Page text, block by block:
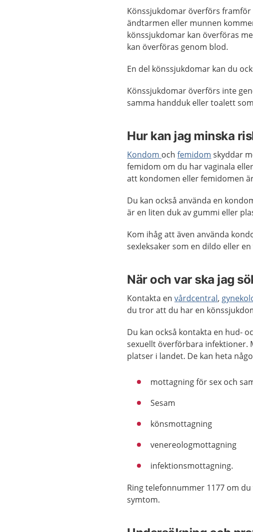
Könssjukdomar överförs
ändtarmen eller munnen
könssjukdomar kan överföras
kan överföras genom blod.
En del könssjukdomar kan du
Könssjukdomar överförs inte
samma handduk eller toalett
Hur kan jag minska
Kondom ochfemidom skyddar
femidom om du har vaginala
att kondomen eller femidomen
Du kan också använda en
är en liten duk av gummi eller
Kom ihåg att även använda
sexleksaker som en dildo eller
När och var ska jag
Kontakta envårdcentral,
du tror att du har en
Du kan också kontakta en hud-
sexuellt överförbara infektioner.
platser i landet. De kan heta
mottagning för sex och
Sesam
könsmottagning
venereologmottagning
infektionsmottagning.
Ring telefonnummer 1177 om
symtom.